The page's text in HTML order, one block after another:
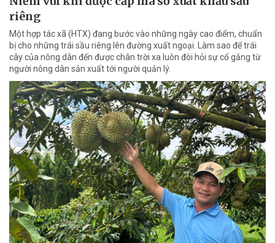
riêng
Một hợp tác xã (HTX) đang bước vào những ngày cao điểm, chuẩn
bị cho những trái sầu riêng lên đường xuất ngoại. Làm sao để trái
cây của nông dân đến được chân trời xa luôn đòi hỏi sự cố gắng từ
người nông dân sản xuất tới người quản lý.